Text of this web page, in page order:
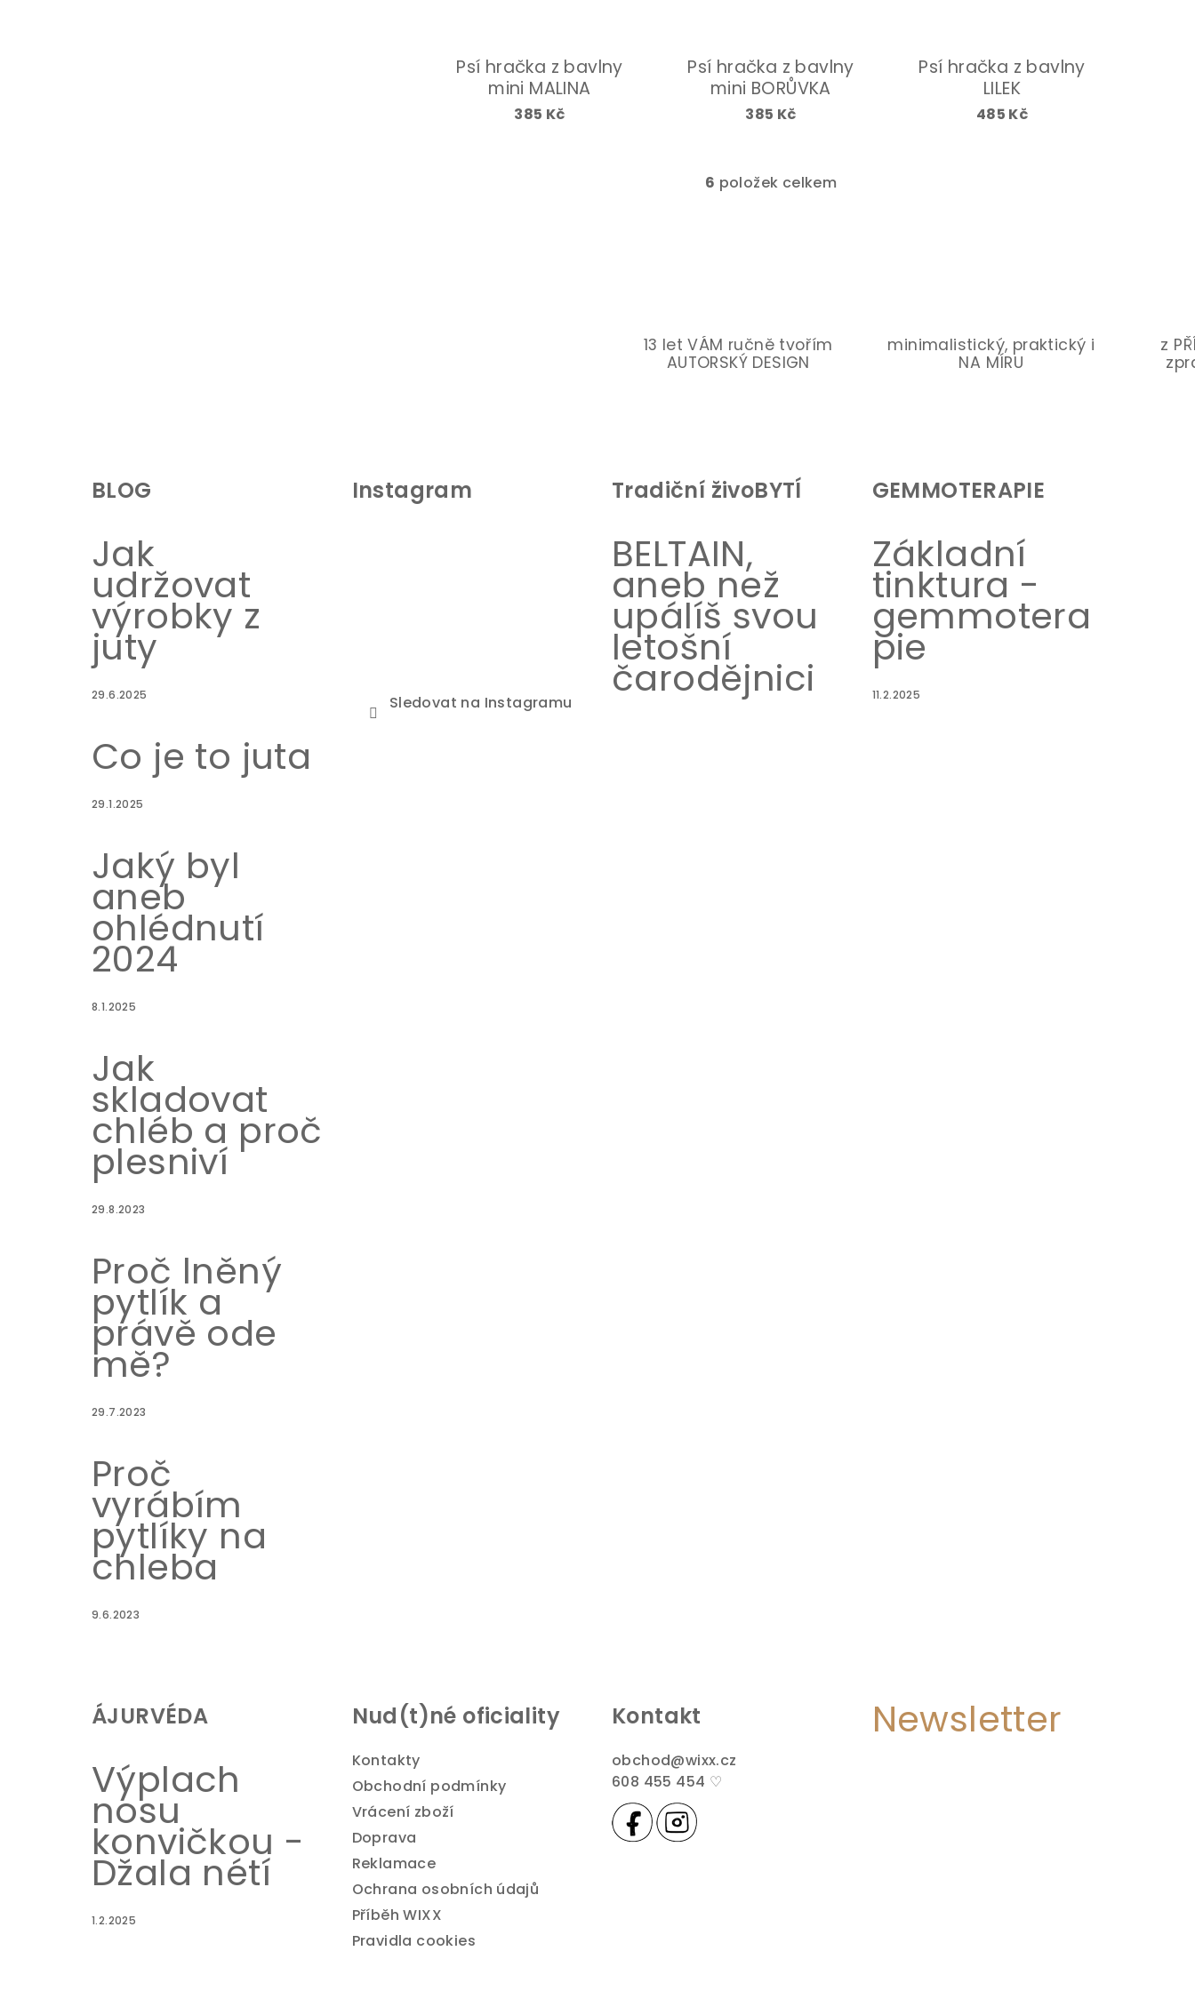
Psí hračka z bavlny
mini MALINA
385 Kč
Psí hračka z bavlny
mini BORŮVKA
385 Kč
Psí hračka z bavlny
LILEK
485 Kč
O
c
í
y
p
i
s
6 položek celkem
13 let VÁM ručně tvořím
AUTORSKÝ DESIGN
minimalistický, praktický i
NA MÍRU
z
BLOG
Jak
udržovat
výrobky z
juty
29.6.2025
Co je to juta
29.1.2025
Jaký byl
aneb
ohlédnutí
2024
8.1.2025
Jak
skladovat
chléb a proč
plesniví
29.8.2023
Proč lněný
pytlík a
právě ode
mě?
29.7.2023
Proč
vyrábím
pytlíky na
chleba
9.6.2023
Instagram
Sledovat na Instagramu
Tradiční živoBYTÍ
BELTAIN,
aneb než
upálíš svou
letošní
čarodějnici
GEMMOTERAPIE
Základní
tinktura -
gemmotera
pie
11.2.2025
ÁJURVÉDA
Výplach
nosu
konvičkou -
Džala nétí
1.2.2025
Nud(t)né oficiality
Kontakty
Obchodní podmínky
Vrácení zboží
Doprava
Reklamace
Ochrana osobních údajů
Příběh WIXX
Pravidla cookies
Kontakt
obchod@wixx.cz
608 455 454 ♡
Newsletter